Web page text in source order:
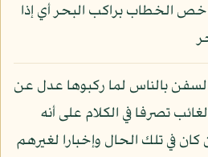
خص الخطاب براكب البحر أي إذا
بالناس لما ركبوها عدل عن
تصرفا في الكلام على أنه
في تلك الحال وإخبارا لغيرهم